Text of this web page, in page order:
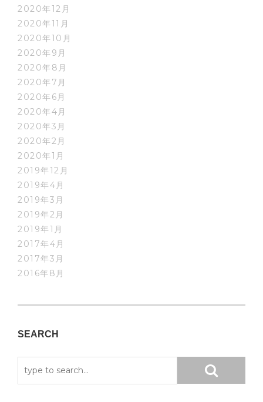
2020年12月
2020年11月
2020年10月
2020年9月
2020年8月
2020年7月
2020年6月
2020年4月
2020年3月
2020年2月
2020年1月
2019年12月
2019年4月
2019年3月
2019年2月
2019年1月
2017年4月
2017年3月
2016年8月
SEARCH